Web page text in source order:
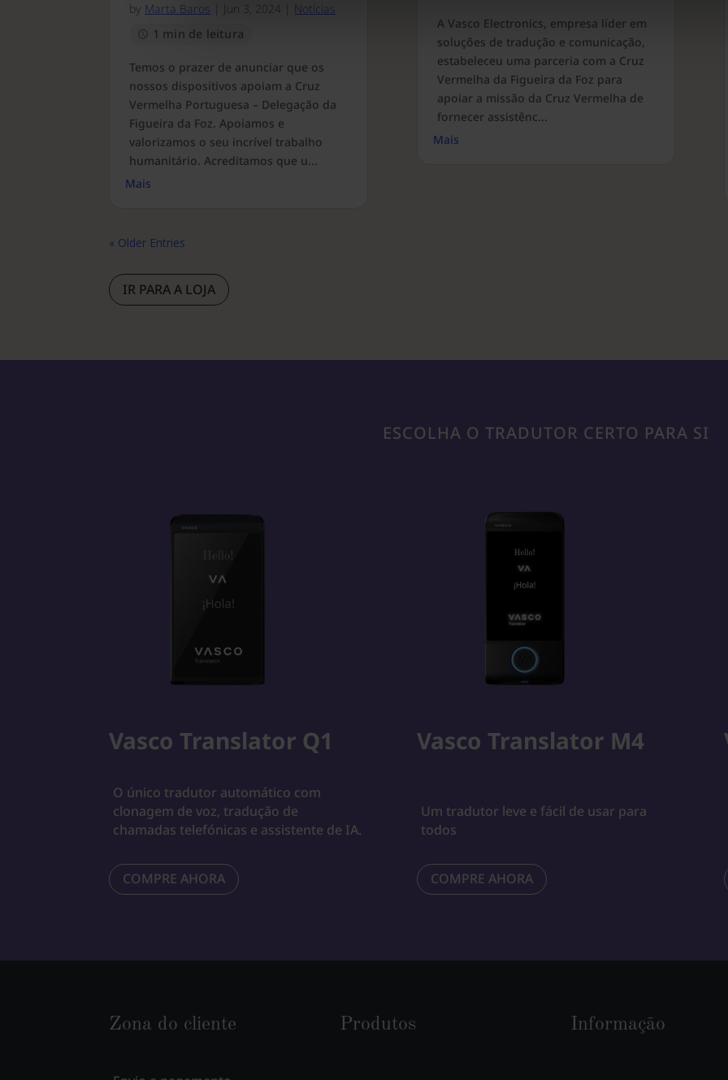
by Marta Baros Jun 3, 2024
Notícias
1 min de leitura
Temos o prazer de anunciar que os
nossos dispositivos apoiam a Cruz
Vermelha Portuguesa – Delegação da
Figueira da Foz. Apoiamos e
valorizamos o seu incrível trabalho
humanitário. Acreditamos que u...
Mais
A Vasco Electronics, empresa líder em
soluções de tradução e comunicação,
estabeleceu uma parceria com a Cruz
Vermelha da Figueira da Foz para
apoiar a missão da Cruz Vermelha de
fornecer assistênc...
Mais
« Older Entries
IR PARA A LOJA
ESCOLHA O TRADUTOR CERTO PARA SI
Vasco Translator Q1
O único tradutor automático com
clonagem de voz, tradução de
chamadas telefónicas e assistente de IA.
COMPRE AHORA
Vasco Translator M4
Um tradutor leve e fácil de usar para
todos
COMPRE AHORA
Zona do cliente Produtos Informação